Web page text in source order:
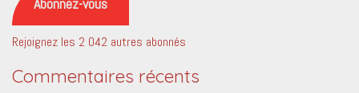
Rejoignez les 2 042 autres abonnés
Commentaires récents